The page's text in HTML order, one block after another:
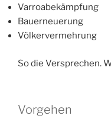
Varroabekämpfung
Bauerneuerung
Völkervermehrung
So die Versprechen.
Vorgehen